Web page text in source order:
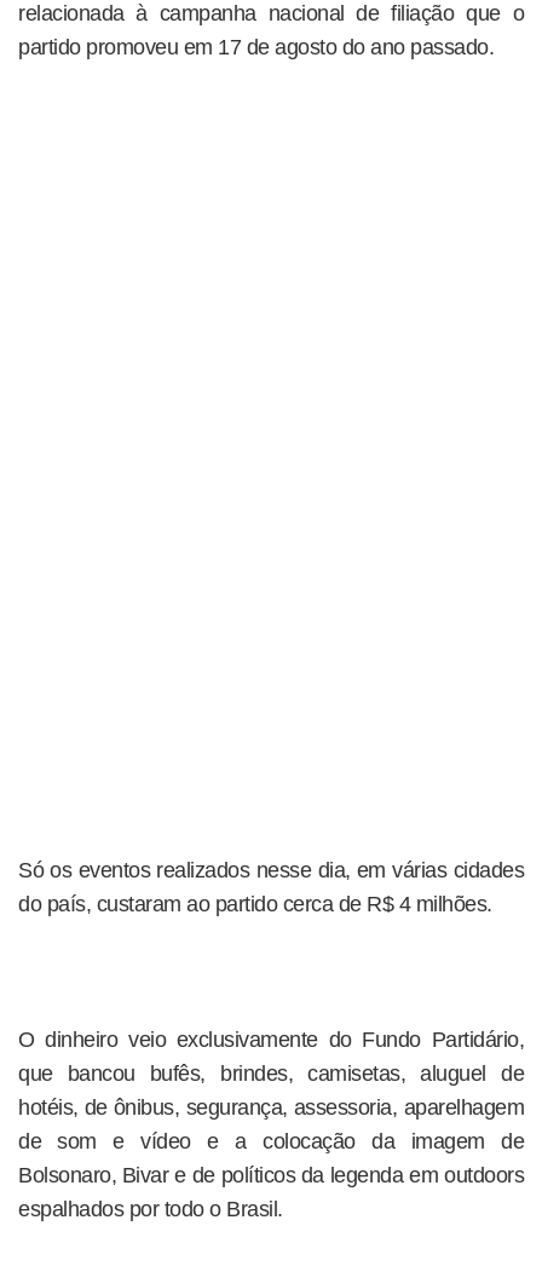
relacionada à campanha nacional de filiação que o
partido promoveu em 17 de agosto do ano passado.
Só os eventos realizados nesse dia, em várias cidades
do país, custaram ao partido cerca de R$ 4 milhões.
O dinheiro veio exclusivamente do Fundo Partidário,
que bancou bufês, brindes, camisetas, aluguel de
hotéis, de ônibus, segurança, assessoria, aparelhagem
de som e vídeo e a colocação da imagem de
Bolsonaro, Bivar e de políticos da legenda em outdoors
espalhados por todo o Brasil.